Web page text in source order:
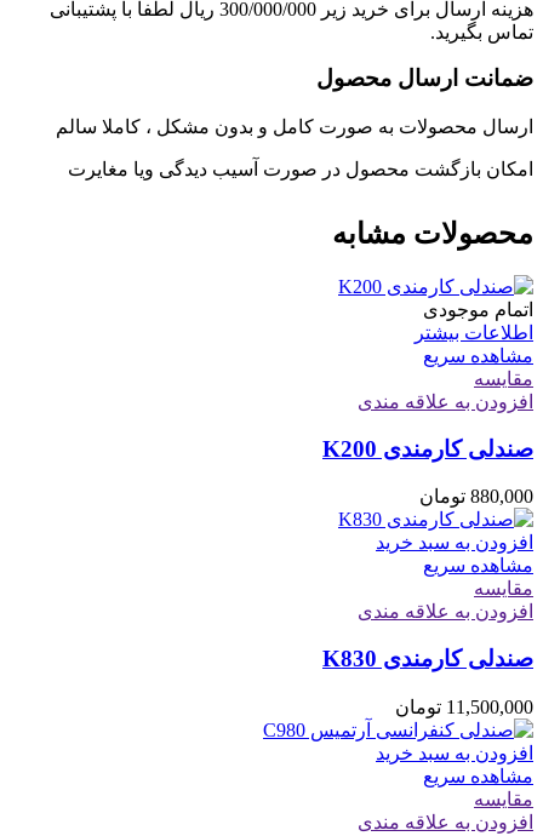
هزینه ارسال برای خرید زیر 300/000/000 ریال لطفا با پشتیبانی
تماس بگیرید.
ضمانت ارسال محصول
ارسال محصولات به صورت کامل و بدون مشکل ، کاملا سالم
امکان بازگشت محصول در صورت آسیب دیدگی ویا مغایرت
محصولات مشابه
اتمام موجودی
اطلاعات بیشتر
مشاهده سریع
مقایسه
افزودن به علاقه مندی
صندلی کارمندی K200
880,000 تومان
افزودن به سبد خرید
مشاهده سریع
مقایسه
افزودن به علاقه مندی
صندلی کارمندی K830
11,500,000 تومان
افزودن به سبد خرید
مشاهده سریع
مقایسه
افزودن به علاقه مندی